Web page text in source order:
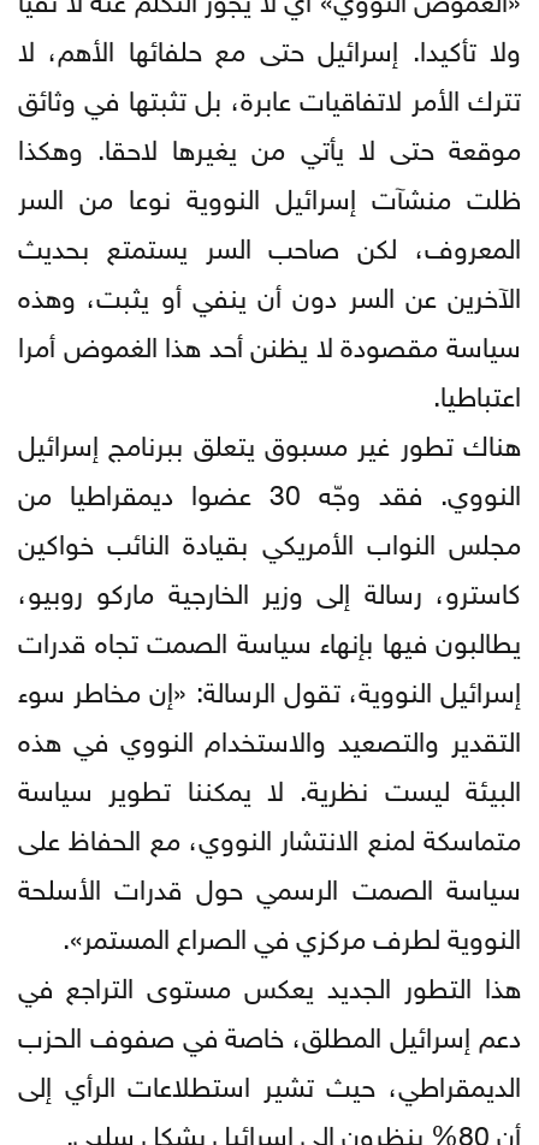
ولا تأكيدا. إسرائيل حتى مع حلفائها الأهم، لا
تترك الأمر لاتفاقيات عابرة، بل تثبتها في وثائق
موقعة حتى لا يأتي من يغيرها لاحقا. وهكذا
ظلت منشآت إسرائيل النووية نوعا من السر
المعروف، لكن صاحب السر يستمتع بحديث
الآخرين عن السر دون أن ينفي أو يثبت، وهذه
سياسة مقصودة لا يظنن أحد هذا الغموض أمرا
اعتباطيا.
هناك تطور غير مسبوق يتعلق ببرنامج إسرائيل
النووي. فقد وجّه 30 عضوا ديمقراطيا من
مجلس النواب الأمريكي بقيادة النائب خواكين
كاسترو، رسالة إلى وزير الخارجية ماركو روبيو،
يطالبون فيها بإنهاء سياسة الصمت تجاه قدرات
إسرائيل النووية، تقول الرسالة: «إن مخاطر سوء
التقدير والتصعيد والاستخدام النووي في هذه
البيئة ليست نظرية. لا يمكننا تطوير سياسة
متماسكة لمنع الانتشار النووي، مع الحفاظ على
سياسة الصمت الرسمي حول قدرات الأسلحة
النووية لطرف مركزي في الصراع المستمر».
هذا التطور الجديد يعكس مستوى التراجع في
دعم إسرائيل المطلق، خاصة في صفوف الحزب
الديمقراطي، حيث تشير استطلاعات الرأي إلى
أن 80% ينظرون إلى إسرائيل بشكل سلبي.